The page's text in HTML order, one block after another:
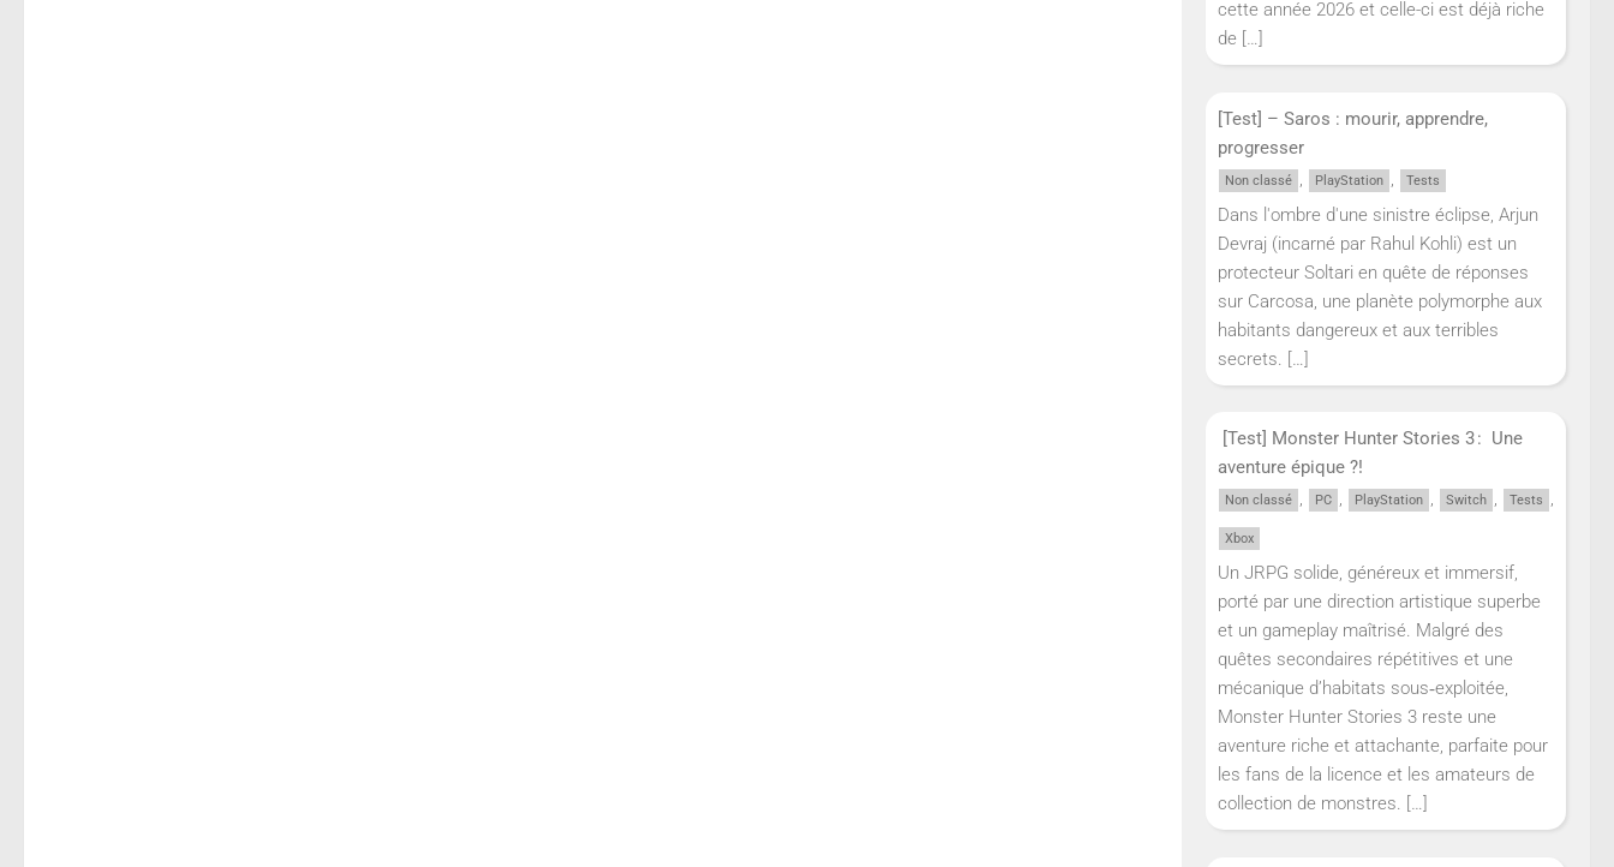
cette année 2026 et celle-ci est déjà riche
de […]
[Test] – Saros : mourir, apprendre,
progresser
Non classé , PlayStation , Tests
Dans l'ombre d'une sinistre éclipse, Arjun
Devraj (incarné par Rahul Kohli) est un
protecteur Soltari en quête de réponses
sur Carcosa, une planète polymorphe aux
habitants dangereux et aux terribles
secrets. […]
[Test] Monster Hunter Stories 3 : Une
aventure épique ?!
Non classé , PC , PlayStation , Switch , Tests ,
Xbox
Un JRPG solide, généreux et immersif,
porté par une direction artistique superbe
et un gameplay maîtrisé. Malgré des
quêtes secondaires répétitives et une
mécanique d’habitats sous‑exploitée,
Monster Hunter Stories 3 reste une
aventure riche et attachante, parfaite pour
les fans de la licence et les amateurs de
collection de monstres. […]